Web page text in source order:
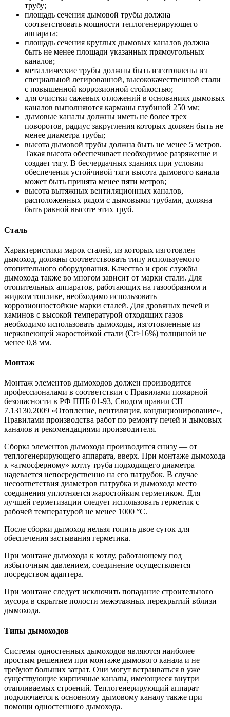
трубу;
площадь сечения дымовой трубы должна
соответствовать мощности теплогенерирующего
аппарата;
площадь сечения круглых дымовых каналов должна
быть не менее площади указанных прямоугольных
каналов;
металлические трубы должны быть изготовлены из
специальной легированной, высококачественной стали
с повышенной коррозионной стойкостью;
для очистки сажевых отложений в основаниях дымовых
каналов выполняются карманы глубиной 250 мм;
дымовые каналы должны иметь не более трех
поворотов, радиус закругления которых должен быть не
менее диаметра трубы;
высота дымовой трубы должна быть не менее 5 метров.
Такая высота обеспечивает необходимое разряжение и
создает тягу. В бесчердачных зданиях при условии
обеспечения устойчивой тяги высота дымового канала
может быть принята менее пяти метров;
высота вытяжных вентиляционных каналов,
расположенных рядом с дымовыми трубами, должна
быть равной высоте этих труб.
Сталь
Характеристики марок сталей, из которых изготовлен
дымоход, должны соответствовать типу используемого
отопительного оборудования. Качество и срок службы
дымохода также во многом зависит от марки стали. Для
отопительных аппаратов, работающих на газообразном и
жидком топливе, необходимо использовать
коррозионностойкие марки сталей. Для дровяных печей и
каминов с высокой температурой отходящих газов
необходимо использовать дымоходы, изготовленные из
нержавеющей жаростойкой стали (Cr>16%) толщиной не
менее 0,8 мм.
Монтаж
Монтаж элементов дымоходов должен производится
профессионалами в соответствии с Правилами пожарной
безопасности в РФ ППБ 01-93, Сводом правил СП
7.13130.2009 «Отопление, вентиляция, кондиционирование»,
Правилами производства работ по ремонту печей и дымовых
каналов и рекомендациями производителя.
Сборка элементов дымохода производится снизу — от
теплогенерирующего аппарата, вверх. При монтаже дымохода
к «атмосферному» котлу труба подходящего диаметра
надевается непосредственно на его патрубок. В случае
несоответствия диаметров патрубка и дымохода место
соединения уплотняется жаростойким герметиком. Для
лучшей герметизации следует использовать герметик с
рабочей температурой не менее 1000 °С.
После сборки дымоход нельзя топить двое суток для
обеспечения застывания герметика.
При монтаже дымохода к котлу, работающему под
избыточным давлением, соединение осуществляется
посредством адаптера.
При монтаже следует исключить попадание строительного
мусора в скрытые полости межэтажных перекрытий вблизи
дымохода.
Типы дымоходов
Системы одностенных дымоходов являются наиболее
простым решением при монтаже дымового канала и не
требуют больших затрат. Они могут встраиваться в уже
существующие кирпичные каналы, имеющиеся внутри
отапливаемых строений. Теплогенерирующий аппарат
подключается к основному дымовому каналу также при
помощи одностенного дымохода.